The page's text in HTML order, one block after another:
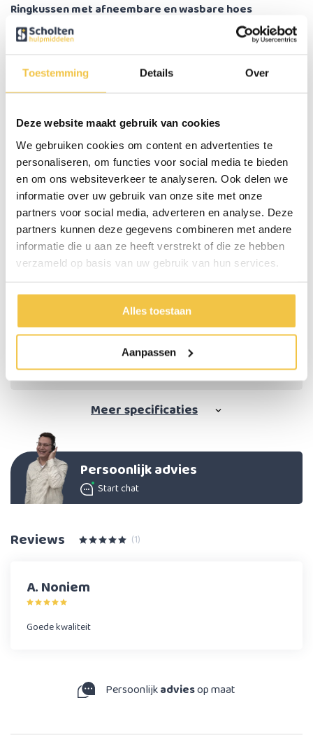
Toestemming Details Over
Deze website maakt gebruik van cookies
We gebruiken cookies om content en advertenties te
personaliseren, om functies voor social media te bieden
en om ons websiteverkeer te analyseren. Ook delen we
informatie over uw gebruik van onze site met onze
partners voor social media, adverteren en analyse. Deze
partners kunnen deze gegevens combineren met andere
informatie die u aan ze heeft verstrekt of die ze hebben
verzameld op basis van uw gebruik van hun services.
Alles toestaan
Aanpassen
Ringkussen met afneembare en wasbare hoes
Het ringkussen van MultiMotion heeft een afneembare hoes die met de
hand gewassen kan worden. Het ringkussen is verkrijgbaar in 2
Belangrijke eigenschappen
Kleur: Blauw of rood
Materiaal kussen: Natuurlatex
Hoes is wasbaar op 30 graden
Specificaties
Breedte
47 cm
Diepte
37 cm
Max. gebruikersgewicht
120 kg
Materiaal
PU foam
Meerspecificaties
Persoonlijk advies
Start chat
Reviews (1)
A. Noniem
Goede kwaliteit
Persoonlijkadviesop maat